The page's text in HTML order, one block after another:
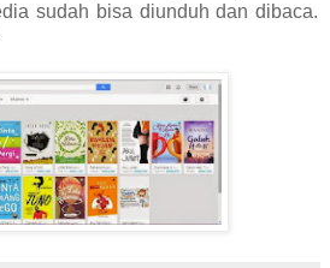
sudah bisa diunduh dan dibaca.